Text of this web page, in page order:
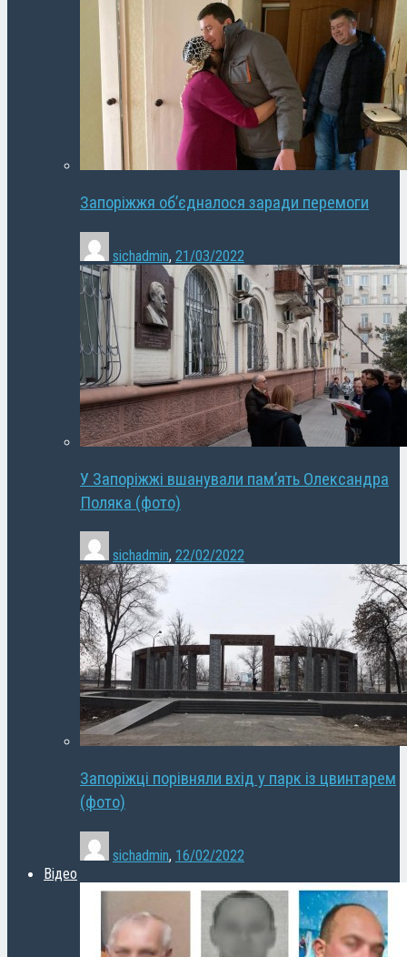
Запоріжжя об’єдналося заради перемоги
sichadmin, 21/03/2022
У Запоріжжі вшанували пам’ять Олександра
Поляка (фото)
sichadmin, 22/02/2022
Запоріжці порівняли вхід у парк із цвинтарем
(фото)
sichadmin, 16/02/2022
Відео